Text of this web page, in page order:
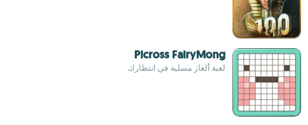
Picross FairyMong
لعبة ألغاز مسلية في انتظارك